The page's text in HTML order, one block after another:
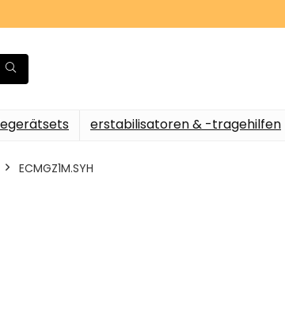
erstabilisatoren & -tragehilfen
‎ECMGZ1M.SYH